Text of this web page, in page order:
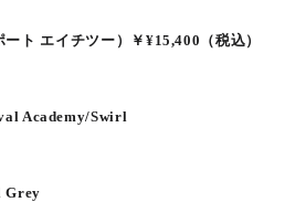
ト エイチツー）￥¥15,400（税込）
Academy/Swirl
Grey